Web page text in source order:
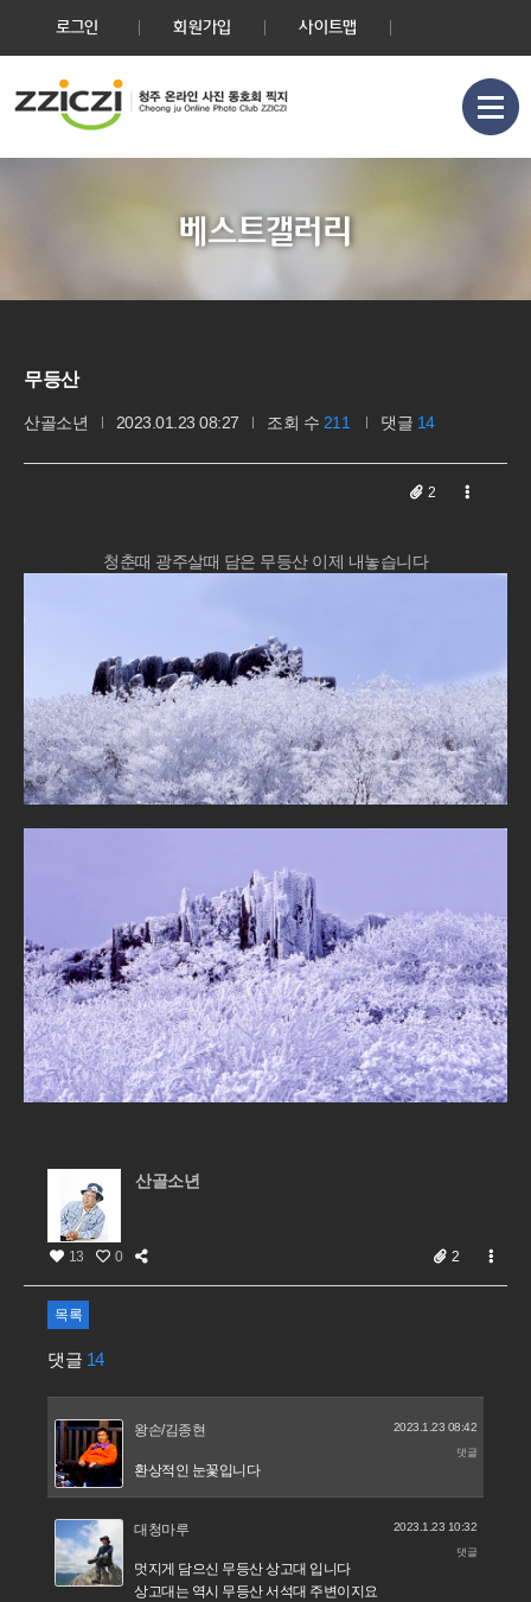
로그인 회원가입 사이트맵
베스트갤러리
무등산
산골소년 2023.01.23 08:27 조회 수 211 댓글 14
2
청춘때 광주살때 담은 무등산 이제 내놓습니다
산골소년
13 0 2
목록
댓글 14
왕손/김종현 2023.1.23 08:42
댓글
환상적인 눈꽃입니다
대청마루 2023.1.23 10:32
댓글
멋지게 담으신 무등산 상고대 입니다
상고대는 역시 무등산 서석대 주변이지요